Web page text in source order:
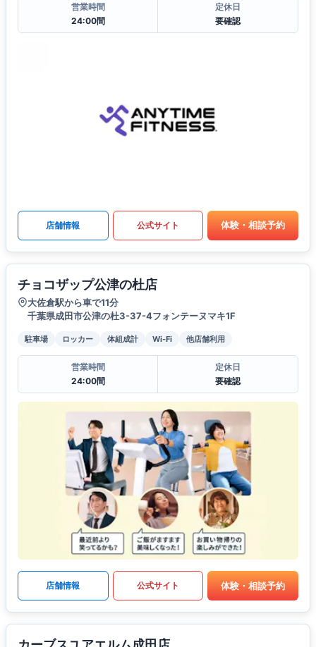
営業時間
24:00間
定休日
要確認
店舗情報 公式サイト 体験・相談予約
チョコザップ公津の杜店
大佐倉駅から車で11分
千葉県成田市公津の杜3-37-4フォンテーヌマキ1F
駐車場 ロッカー 体組成計 Wi-Fi 他店舗利用
営業時間
24:00間
定休日
要確認
店舗情報 公式サイト 体験・相談予約